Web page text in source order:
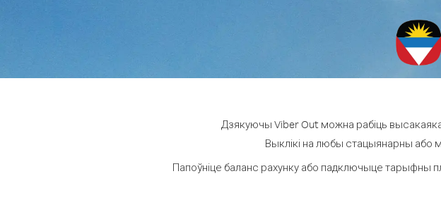
Дзякуючы Viber Out можна рабіць
Выклікі на любы стацыянарны або
Папоўніце баланс рахунку або падключыце тарыфны